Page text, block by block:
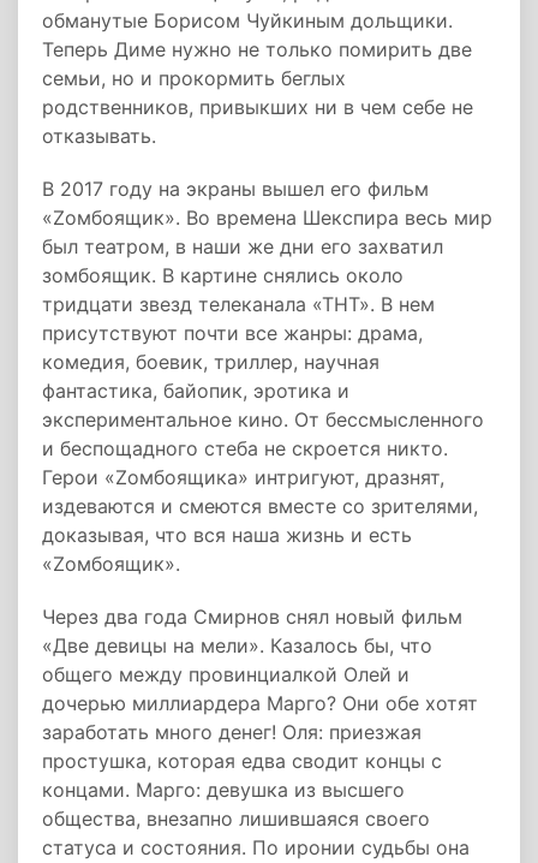
обманутые Борисом Чуйкиным дольщики.
Теперь Диме нужно не только помирить две
семьи, но и прокормить беглых
родственников, привыкших ни в чем себе не
отказывать.
В 2017 году на экраны вышел его фильм
«Zомбоящик». Во времена Шекспира весь мир
был театром, в наши же дни его захватил
зомбоящик. В картине снялись около
тридцати звезд телеканала «ТНТ». В нем
присутствуют почти все жанры: драма,
комедия, боевик, триллер, научная
фантастика, байопик, эротика и
экспериментальное кино. От бессмысленного
и беспощадного стеба не скроется никто.
Герои «Zомбоящика» интригуют, дразнят,
издеваются и смеются вместе со зрителями,
доказывая, что вся наша жизнь и есть
«Zомбоящик».
Через два года Смирнов снял новый фильм
«Две девицы на мели». Казалось бы, что
общего между провинциалкой Олей и
дочерью миллиардера Марго? Они обе хотят
заработать много денег! Оля: приезжая
простушка, которая едва сводит концы с
концами. Марго: девушка из высшего
общества, внезапно лишившаяся своего
статуса и состояния. По иронии судьбы она